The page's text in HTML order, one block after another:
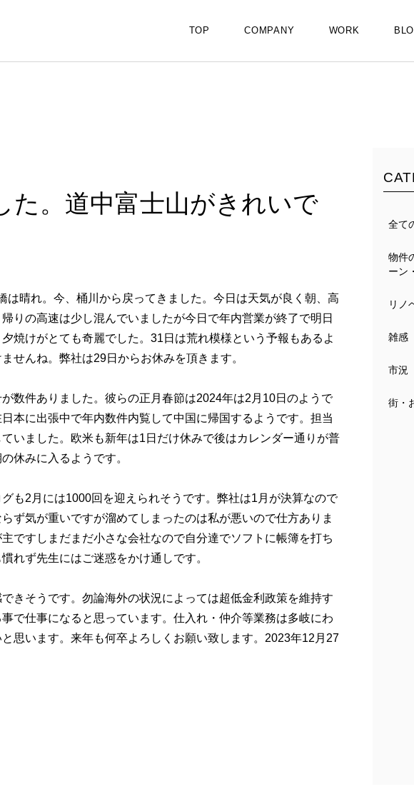
TOP COMPANY WORK
た。道中富士山がきれいで
は晴れ。今、桶川から戻ってきました。今日は天気が良く朝、高
りの高速は少し混んでいましたが今日で年内営業が終了で明日
焼けがとても奇麗でした。31日は荒れ模様という予報もあるよ
せんね。弊社は29日からお休みを頂きます。
数件ありました。彼らの正月春節は2024年は2月10日のようで
本に出張中で年内数件内覧して中国に帰国するようです。担当
いました。欧米も新年は1日だけ休みで後はカレンダー通りが普
休みに入るようです。
も2月には1000回を迎えられそうです。弊社は1月が決算なので
ず気が重いですが溜めてしまったのは私が悪いので仕方ありま
ですしまだまだ小さな会社なので自分達でソフトに帳簿を打ち
れず先生にはご迷惑をかけ通しです。
きそうです。勿論海外の状況によっては超低金利政策を維持す
で仕事になると思っています。仕入れ・仲介等業務は多岐にわ
思います。来年も何卒よろしくお願い致します。2023年12月27
全て
物件
ーン
リノ
雑感
市況
街・